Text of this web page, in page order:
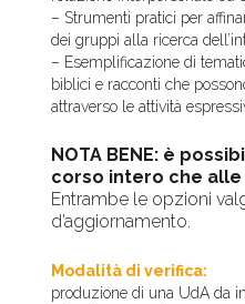
– Strumenti pratici per
dei gruppi alla ricerca
– Esemplificazione di
biblici e racconti che
attraverso le attività
NOTA BENE: è
corso intero che
Entrambe le opzioni
d’aggiornamento.
Modalità di verifica:
produzione di una UdA da